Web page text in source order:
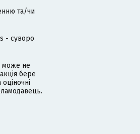
та/чи
- суворо
може не
бере